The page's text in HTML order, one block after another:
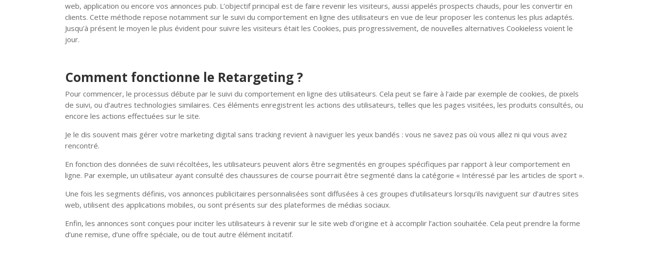
web, application ou encore vos annonces pub. L’objectif principal est de faire revenir les visiteurs, aussi appelés prospects chauds, pour les convertir en
clients. Cette méthode repose notamment sur le suivi du comportement en ligne des utilisateurs en vue de leur proposer les contenus les plus adaptés.
Jusqu’à présent le moyen le plus évident pour suivre les visiteurs était les Cookies, puis progressivement, de nouvelles alternatives Cookieless voient le
jour.
Comment fonctionne le Retargeting ?
Pour commencer, le processus débute par le suivi du comportement en ligne des utilisateurs. Cela peut se faire à l’aide par exemple de cookies, de pixels
de suivi, ou d’autres technologies similaires. Ces éléments enregistrent les actions des utilisateurs, telles que les pages visitées, les produits consultés, ou
encore les actions effectuées sur le site.
Je le dis souvent mais gérer votre marketing digital sans tracking revient à naviguer les yeux bandés : vous ne savez pas où vous allez ni qui vous avez
rencontré.
En fonction des données de suivi récoltées, les utilisateurs peuvent alors être segmentés en groupes spécifiques par rapport à leur comportement en
ligne. Par exemple, un utilisateur ayant consulté des chaussures de course pourrait être segmenté dans la catégorie « Intéressé par les articles de sport ».
Une fois les segments définis, vos annonces publicitaires personnalisées sont diffusées à ces groupes d’utilisateurs lorsqu’ils naviguent sur d’autres sites
web, utilisent des applications mobiles, ou sont présents sur des plateformes de médias sociaux.
Enfin, les annonces sont conçues pour inciter les utilisateurs à revenir sur le site web d’origine et à accomplir l’action souhaitée. Cela peut prendre la forme
d’une remise, d’une offre spéciale, ou de tout autre élément incitatif.